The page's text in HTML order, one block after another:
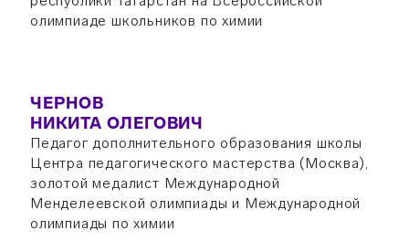
олимпиаде школьников по химии
ЧЕРНОВ
НИКИТА ОЛЕГОВИЧ
Педагог дополнительного образования школы
Центра педагогического мастерства (Москва),
золотой медалист Международной
Менделеевской олимпиады и Международной
олимпиады по химии